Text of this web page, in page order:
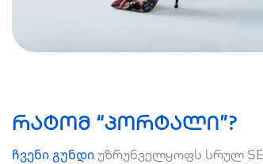
რატომ “პორტალი”?
ჩვენი გუნდი უზრუნველყოფს სრულ